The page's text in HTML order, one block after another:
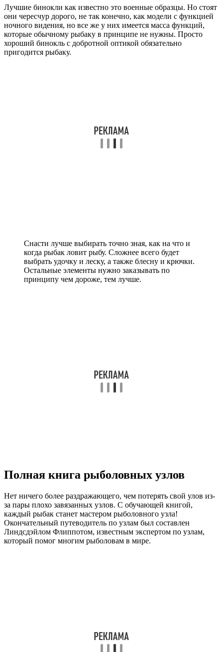
Лучшие бинокли как известно это военные образцы. Но стоят
они чересчур дорого, не так конечно, как модели с функцией
ночного видения, но все же у них имеется масса функций,
которые обычному рыбаку в принципе не нужны. Просто
хороший бинокль с добротной оптикой обязательно
пригодится рыбаку.
Снасти лучше выбирать точно зная, как на что и
когда рыбак ловит рыбу. Сложнее всего будет
выбрать удочку и леску, а также блесну и крючки.
Остальные элементы нужно заказывать по
принципу чем дороже, тем лучше.
Полная книга рыболовных узлов
Нет ничего более раздражающего, чем потерять свой улов из-
за пары плохо завязанных узлов. С обучающей книгой,
каждый рыбак станет мастером рыболовного узла!
Окончательный путеводитель по узлам был составлен
Линдсдэйлом Флиппотом, известным экспертом по узлам,
который помог многим рыболовам в мире.